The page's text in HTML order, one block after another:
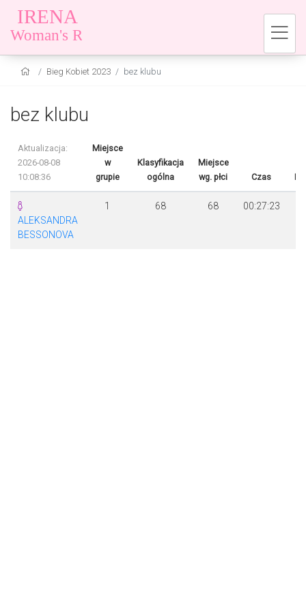
Bieg Kobiet 2023 bez klubu
bez klubu
Aktualizacja:
2026-08-08
10:08:36
Miejsce
w
grupie
Klasyfikacja
ogólna
Miejsce
wg. płci
Czas
ALEKSANDRA
BESSONOVA
1 68 68 00:27:23